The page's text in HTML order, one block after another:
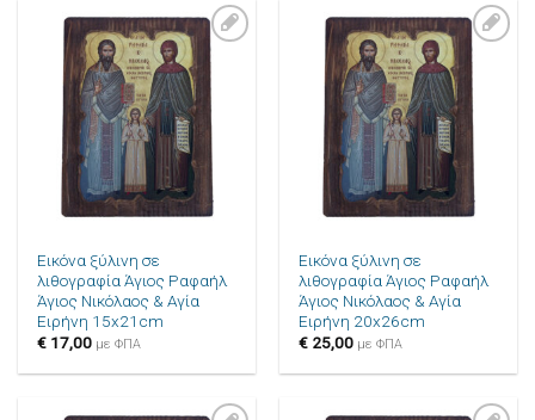
Πρόσθήκη
στην λίστα
επιθυμιών
Εικόνα ξύλινη σε
λιθογραφία Άγιος Ραφαήλ
Άγιος Νικόλαος & Αγία
Ειρήνη 15x21cm
€ 17,00 με ΦΠΑ
Πρόσθήκη
στην λίστα
επιθυμιών
Εικόνα ξύλινη σε
λιθογραφία Άγιος Ραφαήλ
Άγιος Νικόλαος & Αγία
Ειρήνη 20x26cm
€ 25,00 με ΦΠΑ